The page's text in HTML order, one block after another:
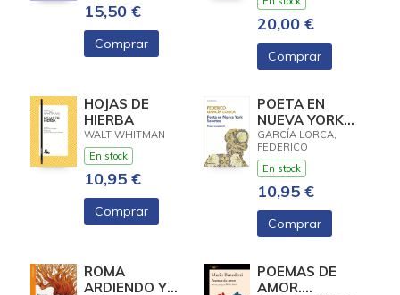
15,50 €
Comprar
20,00 €
Comprar
HOJAS DE
HIERBA
WALT WHITMAN
En stock
10,95 €
Comprar
POETA EN
NUEVA YORK
SONETOS
(POESÍA
COMPLETA 3)
GARCÍA LORCA,
FEDERICO
En stock
10,95 €
Comprar
ROMA
ARDIENDO Y
POEMAS DE
AMOR.